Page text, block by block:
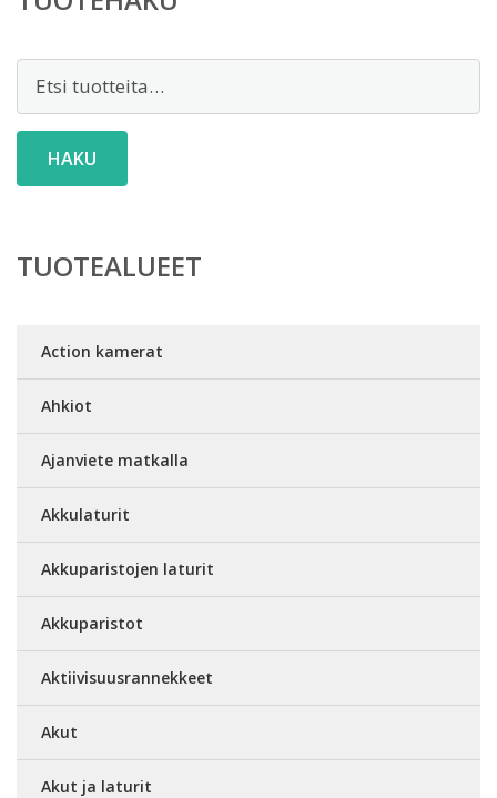
Etsi:
HAKU
TUOTEALUEET
Action kamerat
Ahkiot
Ajanviete matkalla
Akkulaturit
Akkuparistojen laturit
Akkuparistot
Aktiivisuusrannekkeet
Akut
Akut ja laturit